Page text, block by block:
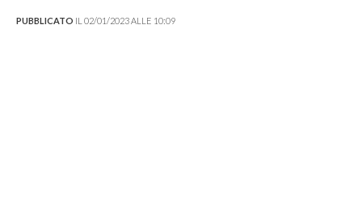
PUBBLICATO IL 02/01/2023 ALLE 10:09